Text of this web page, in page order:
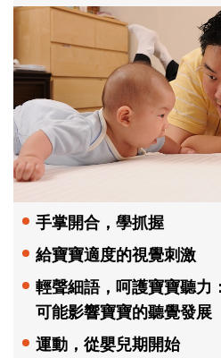
手掌開合，學抓握
給寶寶適度的視覺刺激
輕聲細語，呵護寶寶聽力
可能影響寶寶的聽覺發展
運動，從嬰兒期開始